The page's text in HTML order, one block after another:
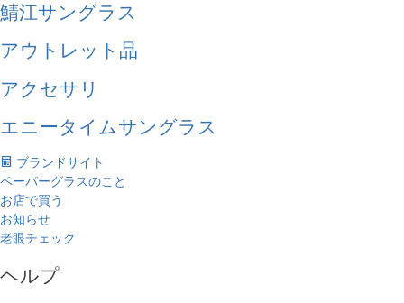
鯖江サングラス
アウトレット品
アクセサリ
エニータイムサングラス
ブランドサイト
ペーパーグラスのこと
お店で買う
お知らせ
老眼チェック
ヘルプ